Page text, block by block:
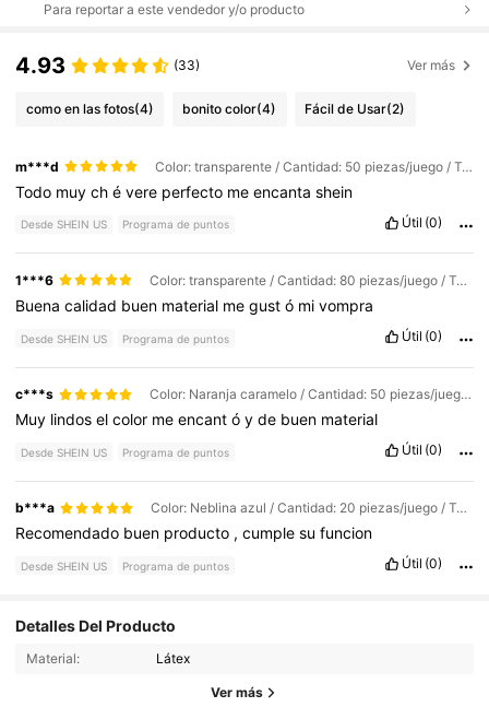
Para reportar a este vendedor y/o producto
4.93 (33) Ver más
como en las fotos(4) bonito color(4) Fácil de Usar(2)
m***d Color: transparente / Cantidad: 50 piezas/juego / Talla: 12 pulgadas
Todo muychévere perfecto meencantashein
Desde SHEIN US Programa de puntos Útil (0)
1***6 Color: transparente / Cantidad: 80 piezas/juego / Talla: 10 pulgadas
Buenacalidad buen material megustó mivompra
Desde SHEIN US Programa de puntos Útil (0)
c***s Color: Naranja caramelo / Cantidad: 50 piezas/juego / Talla: 12 pulgadas
Muy lindoselcolor meencantóyde buen material
Desde SHEIN US Programa de puntos Útil (0)
b***a Color: Neblina azul / Cantidad: 20 piezas/juego / Talla: 10 pulgadas
Recomendado buen producto ,cumplesufuncion
Desde SHEIN US Programa de puntos Útil (0)
Detalles Del Producto
Material: Látex
Ver más
872 Seguidores